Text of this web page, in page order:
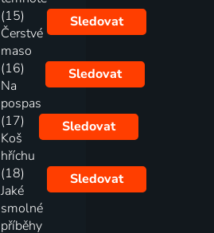
(15)
Čerstvé
maso
Sledovat
(16)
Na
pospas
Sledovat
(17)
Koš
hříchu
Sledovat
(18)
Jaké
smolné
příběhy
Sledovat